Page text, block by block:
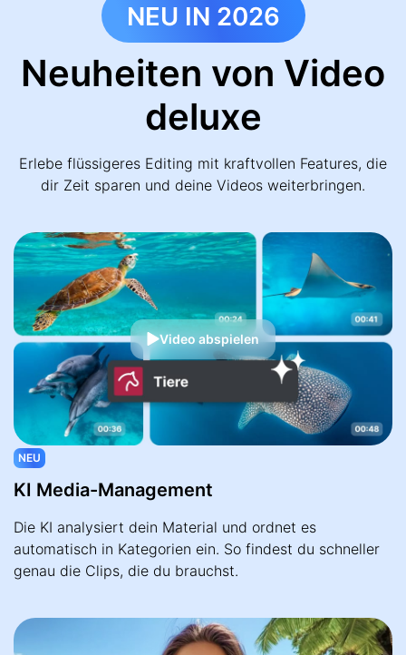
NEU IN 2026
Neuheiten von Video
deluxe
Erlebe flüssigeres Editing mit kraftvollen Features, die
dir Zeit sparen und deine Videos weiterbringen.
Video abspielen
NEU
KI Media-Management
Die KI analysiert dein Material und ordnet es
automatisch in Kategorien ein. So findest du schneller
genau die Clips, die du brauchst.